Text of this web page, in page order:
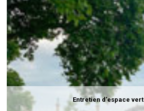
Entretien d'espace vert